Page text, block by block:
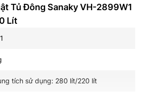
Tủ Đông Sanaky VH-2899W1
Lít
tích sử dụng: 280 lít/220 lít